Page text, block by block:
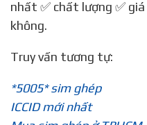
nhất ✅ chất lượng ✅
không.
Truy vấn tương tự:
*5005* sim ghép
ICCID mới nhất